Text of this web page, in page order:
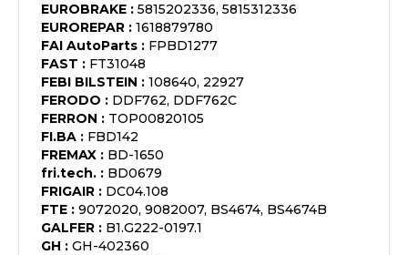
EUROBRAKE : 5815202336, 5815312336
EUROREPAR : 1618879780
FAI AutoParts : FPBD1277
FAST : FT31048
FEBI BILSTEIN : 108640, 22927
FERODO : DDF762, DDF762C
FERRON : TOP00820105
FI.BA : FBD142
FREMAX : BD-1650
fri.tech. : BD0679
FRIGAIR : DC04.108
FTE : 9072020, 9082007, BS4674, BS4674B
GALFER : B1.G222-0197.1
GH : GH-402360